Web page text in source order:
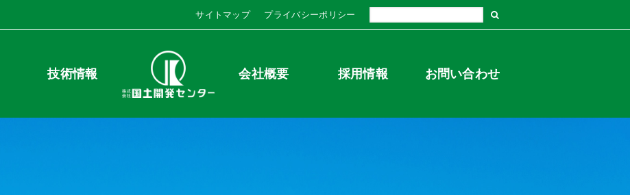
サイトマップ プライバシーポリシー
技術情報 会社概要 採用情報 お問い合わせ